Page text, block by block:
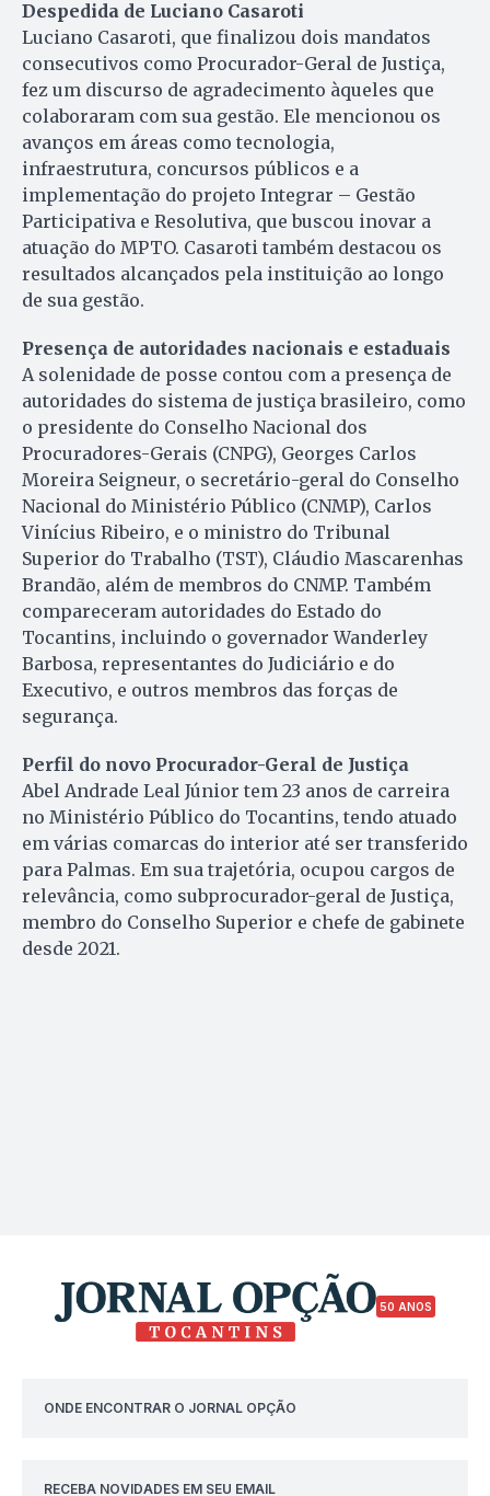
Despedida de Luciano Casaroti
Luciano Casaroti, que finalizou dois mandatos
consecutivos como Procurador-Geral de Justiça,
fez um discurso de agradecimento àqueles que
colaboraram com sua gestão. Ele mencionou os
avanços em áreas como tecnologia,
infraestrutura, concursos públicos e a
implementação do projeto Integrar – Gestão
Participativa e Resolutiva, que buscou inovar a
atuação do MPTO. Casaroti também destacou os
resultados alcançados pela instituição ao longo
de sua gestão.
Presença de autoridades nacionais e estaduais
A solenidade de posse contou com a presença de
autoridades do sistema de justiça brasileiro, como
o presidente do Conselho Nacional dos
Procuradores-Gerais (CNPG), Georges Carlos
Moreira Seigneur, o secretário-geral do Conselho
Nacional do Ministério Público (CNMP), Carlos
Vinícius Ribeiro, e o ministro do Tribunal
Superior do Trabalho (TST), Cláudio Mascarenhas
Brandão, além de membros do CNMP. Também
compareceram autoridades do Estado do
Tocantins, incluindo o governador Wanderley
Barbosa, representantes do Judiciário e do
Executivo, e outros membros das forças de
segurança.
Perfil do novo Procurador-Geral de Justiça
Abel Andrade Leal Júnior tem 23 anos de carreira
no Ministério Público do Tocantins, tendo atuado
em várias comarcas do interior até ser transferido
para Palmas. Em sua trajetória, ocupou cargos de
relevância, como subprocurador-geral de Justiça,
membro do Conselho Superior e chefe de gabinete
desde 2021.
50 ANOS
ONDE ENCONTRAR O JORNAL OPÇÃO
RECEBA NOVIDADES EM SEU EMAIL